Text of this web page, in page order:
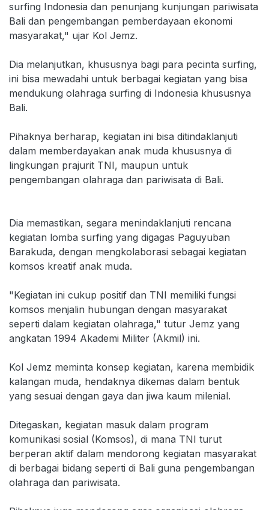
surfing Indonesia dan penunjang kunjungan pariwisata
Bali dan pengembangan pemberdayaan ekonomi
masyarakat," ujar Kol Jemz.
Dia melanjutkan, khususnya bagi para pecinta surfing,
ini bisa mewadahi untuk berbagai kegiatan yang bisa
mendukung olahraga surfing di Indonesia khususnya
Bali.
Pihaknya berharap, kegiatan ini bisa ditindaklanjuti
dalam memberdayakan anak muda khususnya di
lingkungan prajurit TNI, maupun untuk
pengembangan olahraga dan pariwisata di Bali.
Dia memastikan, segara menindaklanjuti rencana
kegiatan lomba surfing yang digagas Paguyuban
Barakuda, dengan mengkolaborasi sebagai kegiatan
komsos kreatif anak muda.
"Kegiatan ini cukup positif dan TNI memiliki fungsi
komsos menjalin hubungan dengan masyarakat
seperti dalam kegiatan olahraga," tutur Jemz yang
angkatan 1994 Akademi Militer (Akmil) ini.
Kol Jemz meminta konsep kegiatan, karena membidik
kalangan muda, hendaknya dikemas dalam bentuk
yang sesuai dengan gaya dan jiwa kaum milenial.
Ditegaskan, kegiatan masuk dalam program
komunikasi sosial (Komsos), di mana TNI turut
berperan aktif dalam mendorong kegiatan masyarakat
di berbagai bidang seperti di Bali guna pengembangan
olahraga dan pariwisata.